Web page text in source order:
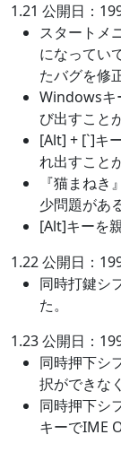
1.21 公開日：
スタートメ
になってい
たバグを修
Windowsキ
び出すこと
[Alt] + [`]キ
れ出すこと
『猫まね
少問題がある
[Alt]キーを
1.22 公開日：
同時打鍵シ
た。
1.23 公開日：
同時押下シ
択ができな
同時押下シ
キーでIME